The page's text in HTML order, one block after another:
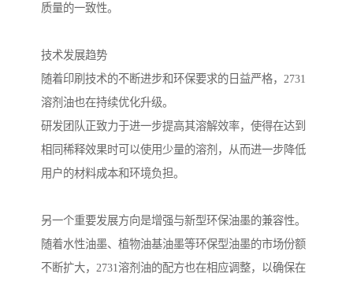
质量的一致性。
技术发展趋势
随着印刷技术的不断进步和环保要求的日益严格，2731
溶剂油也在持续优化升级。
研发团队正致力于进一步提高其溶解效率，使得在达到
相同稀释效果时可以使用少量的溶剂，从而进一步降低
用户的材料成本和环境负担。
另一个重要发展方向是增强与新型环保油墨的兼容性。
随着水性油墨、植物油基油墨等环保型油墨的市场份额
不断扩大，2731溶剂油的配方也在相应调整，以确保在